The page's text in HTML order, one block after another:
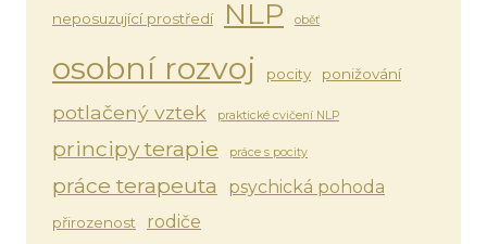
neposuzující prostředí NLP oběť
osobní rozvoj pocity ponižování
potlačený vztek praktické cvičení NLP
principy terapie práce s pocity
práce terapeuta psychická pohoda
přirozenost rodiče